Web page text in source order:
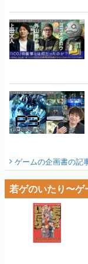
ゲームの企画書の記
若ゲのいたり〜